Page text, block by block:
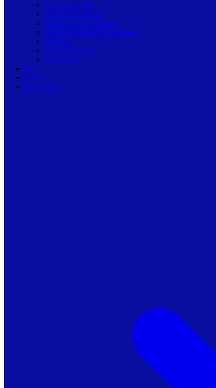
Toate articolele
Viziune de primar
Resurse pentru primarii
Politici Urbane & Guvernanta
Dialoguri
Profil de Primar
Podcast-uri
Stiri
Oferte
Despre noi